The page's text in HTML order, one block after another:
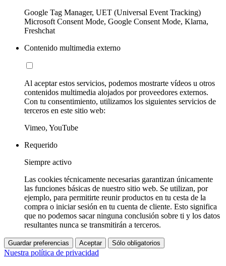
Google Tag Manager, UET (Universal Event Tracking)
Microsoft Consent Mode, Google Consent Mode, Klarna,
Freshchat
Contenido multimedia externo
Al aceptar estos servicios, podemos mostrarte vídeos u otros
contenidos multimedia alojados por proveedores externos.
Con tu consentimiento, utilizamos los siguientes servicios de
terceros en este sitio web:
Vimeo, YouTube
Requerido
Siempre activo
Las cookies técnicamente necesarias garantizan únicamente
las funciones básicas de nuestro sitio web. Se utilizan, por
ejemplo, para permitirte reunir productos en tu cesta de la
compra o iniciar sesión en tu cuenta de cliente. Esto significa
que no podemos sacar ninguna conclusión sobre ti y los datos
resultantes nunca se transmitirán a terceros.
Guardar preferencias Aceptar Sólo obligatorios
Nuestra política de privacidad